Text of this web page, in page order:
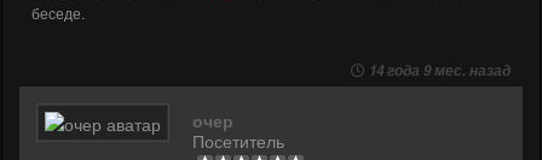
беседе.
14 года 9 мес. назад
очер
Посетитель